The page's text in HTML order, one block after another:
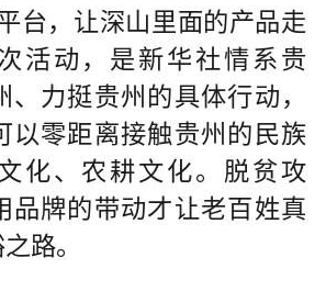
台，让深山里面的产品走
活动，是新华社情系贵
、力挺贵州的具体行动，
以零距离接触贵州的民族
化、农耕文化。脱贫攻
品牌的带动才让老百姓真
路。